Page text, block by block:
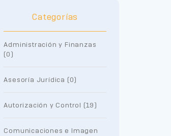
Categorías
Administración y Finanzas
(0)
Asesoría Jurídica (0)
Autorización y Control (19)
Comunicaciones e Imagen